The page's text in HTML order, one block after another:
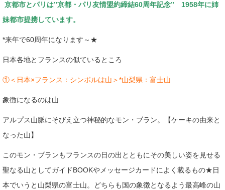
京都市とパリは”京都・パリ友情盟約締結60周年記念” 1958年に姉
妹都市提携しています。
*来年で60周年になります～★
日本各地とフランスの似ているところ
①＜日本×フランス：シンボルは山＞*山梨県：富士山
象徴になるのは山
アルプス山脈にそびえ立つ神秘的なモン・ブラン。【ケーキの由来と
なった山】
このモン・ブランもフランスの日の出とともにその美しい姿を見せる
聖なる山としてガイドBOOKやメッセージカードによく載るもの★日
本でいうと山梨県の富士山。どちらも国の象徴となるよう最高峰の山